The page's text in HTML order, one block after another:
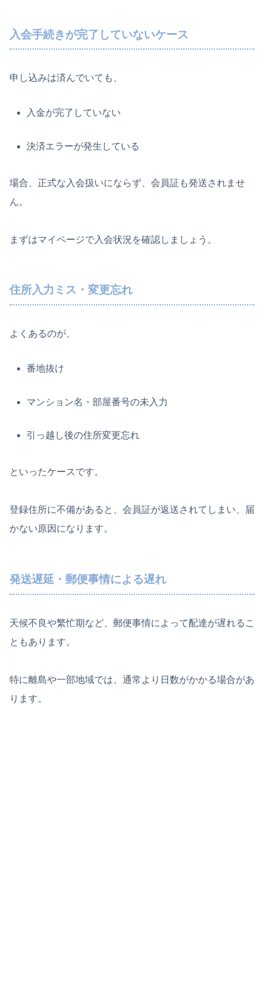
入会手続きが完了していないケース
申し込みは済んでいても、
入金が完了していない
決済エラーが発生している
場合、正式な入会扱いにならず、会員証も発送されませ
ん。
まずはマイページで入会状況を確認しましょう。
住所入力ミス・変更忘れ
よくあるのが、
番地抜け
マンション名・部屋番号の未入力
引っ越し後の住所変更忘れ
といったケースです。
登録住所に不備があると、会員証が返送されてしまい、届
かない原因になります。
発送遅延・郵便事情による遅れ
天候不良や繁忙期など、郵便事情によって配達が遅れるこ
ともあります。
特に離島や一部地域では、通常より日数がかかる場合があ
ります。